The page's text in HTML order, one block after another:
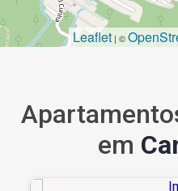
Leaflet | ©
em